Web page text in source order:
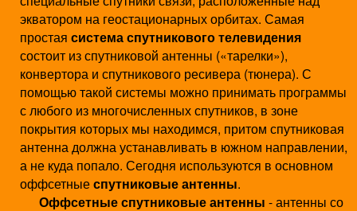
л
экватором на геостационарных орбитах. Самая
простая система спутникового телевидения
состоит изспутниковой антенны («тарелки»),
конвертора и спутникового ресивера (тюнера). С
помощью такой системы можно принимать программы
с любого из многочисленных спутников, в зоне
покрытия которых мы находимся, притом спутниковая
антенна должна устанавливать в южном направлении,
а не куда попало. Сегодня используются в основном
оффсетныеспутниковые антенны.
Оффсетные спутниковые антенны - антенны со